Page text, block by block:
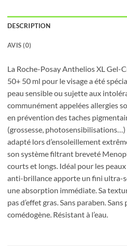
DESCRIPTION
AVIS (0)
La Roche-Posay Anthelios XL Gel-
50+ 50 ml pour le visage a été
peau sensible ou sujette aux
communément appelées allergies
en prévention des taches
(grossesse,
adapté lors d’ensoleillement
son système filtrant breveté
courts et longs. Idéal pour les
anti-brillance apporte un fini ultra-
une absorption immédiate. Sa
pas d’effet gras. Sans paraben.
comédogène. Résistant à l’eau.